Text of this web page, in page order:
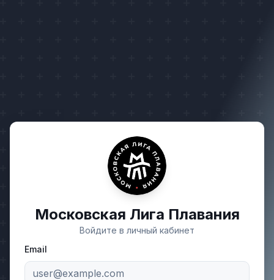
Московская Лига Плавания
Войдите в личный кабинет
Email